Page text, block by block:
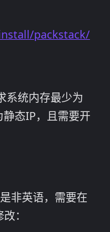
packstack/
系统内存最少为
态IP，且需要开
非英语，需要在
：